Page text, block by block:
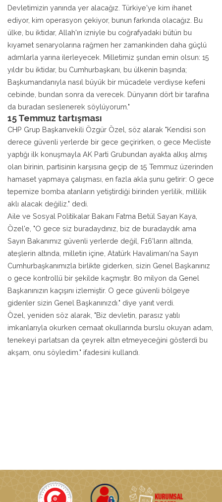
Devletimizin yanında yer alacağız. Türkiye'ye kim ihanet
ediyor, kim operasyon çekiyor, bunun farkında olacağız. Bu
ülke, bu iktidar, Allah'ın izniyle bu coğrafyadaki bütün bu
kıyamet senaryolarına rağmen her zamankinden daha güçlü
adımlarla yarına ilerleyecek. Milletimiz şundan emin olsun: 15
yıldır bu iktidar, bu Cumhurbaşkanı, bu ülkenin başında;
Başkumandanıyla nasıl büyük bir mücadele verdiyse kefeni
cebinde, bundan sonra da verecek. Dünyanın dört bir tarafına
da buradan seslenerek söylüyorum."
15 Temmuz tartışması
CHP Grup Başkanvekili Özgür Özel, söz alarak "Kendisi son
derece güvenli yerlerde bir gece geçirirken, o gece Mecliste
yaptığı ilk konuşmayla AK Parti Grubundan ayakta alkış almış
olan birinin, partisinin karşısına geçip de 15 Temmuz üzerinden
hamaset yapmaya çalışması, en fazla akla şunu getirir: O gece
tepemize bomba atanların yetiştirdiği birinden yerlilik, millilik
aklı alacak değiliz." dedi.
Aile ve Sosyal Politikalar Bakanı Fatma Betül Sayan Kaya,
Özel'e, "O gece siz buradaydınız, biz de buradaydık ama
Sayın Bakanımız güvenli yerlerde değil, F16'ların altında,
ateşlerin altında, milletin içine, Atatürk Havalimanı'na Sayın
Cumhurbaşkanımızla birlikte giderken, sizin Genel Başkanınız
o gece kontrollü bir şekilde kaçmıştır. 80 milyon da Genel
Başkanınızın kaçışını izlemiştir. O gece güvenli bölgeye
gidenler sizin Genel Başkanınızdı." diye yanıt verdi.
Özel, yeniden söz alarak, "Biz devletin, parasız yatılı
imkanlarıyla okurken cemaat okullarında burslu okuyan adam,
tenekeyi parlatsan da çeyrek altın etmeyeceğini gösterdi bu
akşam, onu söyledim." ifadesini kullandı.